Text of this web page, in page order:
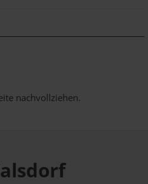
nachvollziehen.